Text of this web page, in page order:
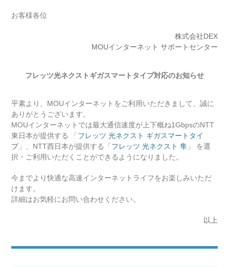
お客様各位
株式会社DEX
MOUインターネット サポートセンター
フレッツ光ネクストギガスマートタイプ対応のお知らせ
平素より、MOUインターネットをご利用いただきまして、誠に
ありがとうございます。
MOUインターネットでは最大通信速度が上下概ね1GbpsのNTT
東日本が提供する 「 フレッツ 光ネクスト ギガスマートタイ
プ」、NTT西日本が提供する「 フレッツ 光ネクスト 隼 」 を選
択・ご利用いただくことができるようになりました。
今までより快適な高速インターネットライフをお楽しみいただ
けます。
詳細はお気軽にお問い合わせください。
以上